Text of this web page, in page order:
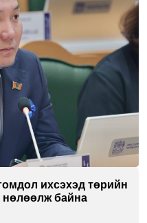
ихсэхэд төрийн
нөлөөлж байна